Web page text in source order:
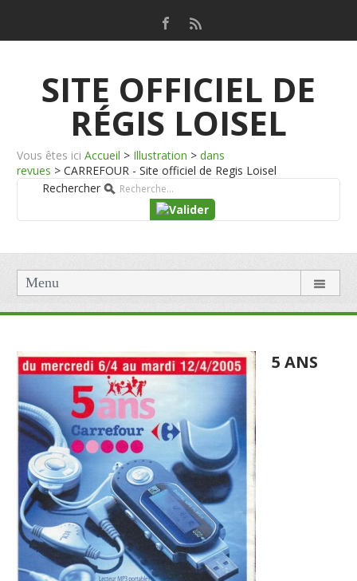
SITE OFFICIEL DE
RÉGIS LOISEL
Vous êtes ici Accueil > Illustration > dans
revues > CARREFOUR - Site officiel de Regis Loisel
Rechercher
Menu
5 ANS